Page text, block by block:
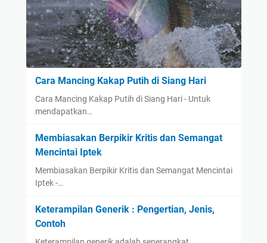
Cara Mancing Kakap Putih di Siang Hari
Cara Mancing Kakap Putih di Siang Hari - Untuk
mendapatkan…
Membiasakan Berpikir Kritis dan Semangat
Mencintai Iptek
Membiasakan Berpikir Kritis dan Semangat Mencintai
Iptek -…
Keterampilan Generik : Pengertian, Jenis,
Contoh